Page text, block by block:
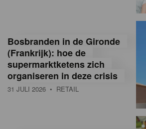
n
e
Bosbranden in de Gironde
(Frankrijk): hoe de
supermarktketens zich
organiseren in deze crisis
31 JULI 2026 • RETAIL